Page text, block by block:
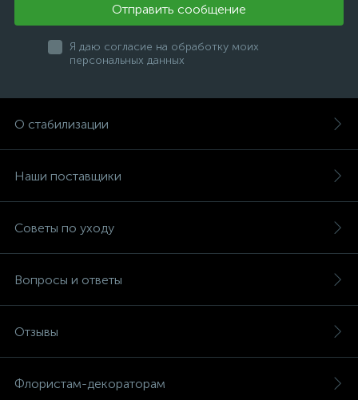
Отправить сообщение
Я даю согласие на обработку моих
персональных данных
О стабилизации
Наши поставщики
Советы по уходу
Вопросы и ответы
Отзывы
Флористам-декораторам